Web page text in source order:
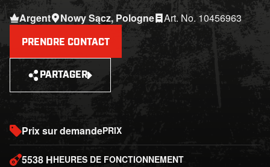
Argent Nowy Sącz, Pologne Art. No. 10456963
PRENDRE CONTACT
PARTAGER
Prix sur demandePRIX
5538 HHEURES DE FONCTIONNEMENT